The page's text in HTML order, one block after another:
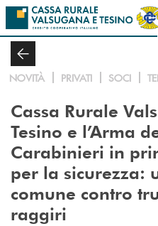
Salta al contenuto principale
NOVITÀ PRIVATI SOCI
Cassa Rurale
Tesino e l’Arma
Carabinieri in
per la sicurezza:
comune contro
raggiri